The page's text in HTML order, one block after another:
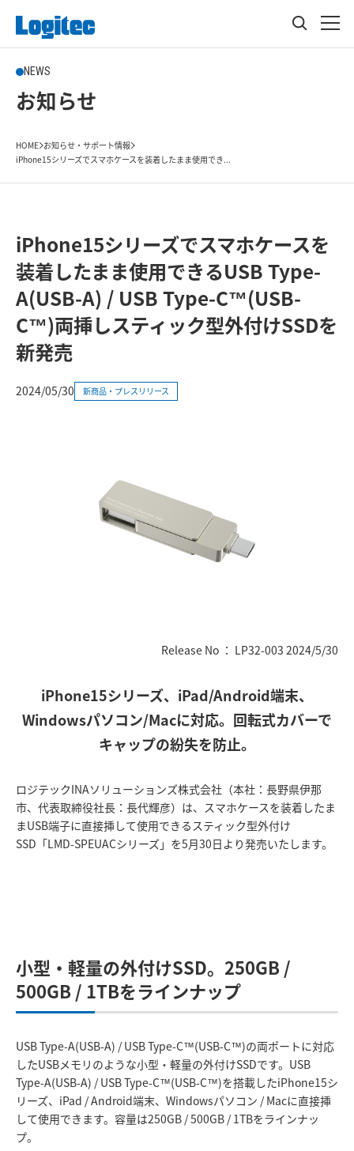
NEWS
お知らせ
HOME お知らせ・サポート情報
iPhone15シリーズでスマホケースを装着したまま使用でき...
iPhone15シリーズでスマホケースを
装着したまま使用できるUSB Type-
A(USB-A) / USB Type-C™(USB-
C™)両挿しスティック型外付けSSDを
新発売
2024/05/30 新商品・プレスリリース
Release No ： LP32-003 2024/5/30
iPhone15シリーズ、iPad/Android端末、
Windowsパソコン/Macに対応。回転式カバーで
キャップの紛失を防止。
ロジテックINAソリューションズ株式会社（本社：長野県伊那
市、代表取締役社長：長代輝彦）は、スマホケースを装着したま
まUSB端子に直接挿して使用できるスティック型外付け
SSD「LMD-SPEUACシリーズ」を5月30日より発売いたします。
小型・軽量の外付けSSD。250GB /
500GB / 1TBをラインナップ
USB Type-A(USB-A) / USB Type-C™(USB-C™)の両ポートに対応
したUSBメモリのような小型・軽量の外付けSSDです。USB
Type-A(USB-A) / USB Type-C™(USB-C™)を搭載したiPhone15シ
リーズ、iPad / Android端末、Windowsパソコン / Macに直接挿
して使用できます。容量は250GB / 500GB / 1TBをラインナッ
プ。